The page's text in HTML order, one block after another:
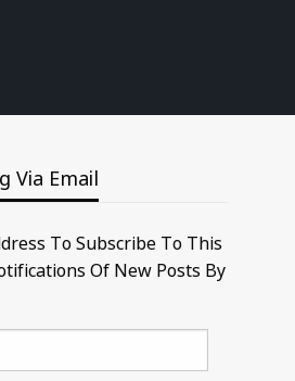
Via Email
To Subscribe To This
Of New Posts By